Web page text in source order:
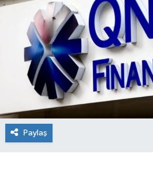
Paylaş
EĞİTİM
EKONOMİ
Erdek
Gömeç
Gönen